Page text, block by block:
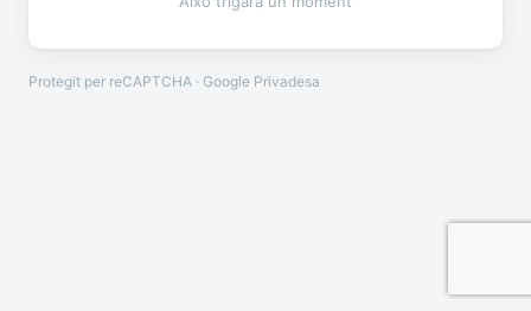
Protegit per reCAPTCHA · Google Privadesa